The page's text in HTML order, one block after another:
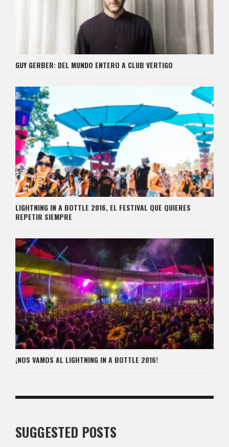
GUY GERBER: DEL MUNDO ENTERO A CLUB VERTIGO
LIGHTNING IN A BOTTLE 2016, EL FESTIVAL QUE QUIERES
REPETIR SIEMPRE
¡NOS VAMOS AL LIGHTNING IN A BOTTLE 2016!
SUGGESTED POSTS